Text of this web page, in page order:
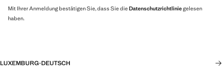
Mit Ihrer Anmeldung bestätigen Sie, dass Sie dieDatenschutzrichtliniegelesen
haben.
LUXEMBURG·DEUTSCH